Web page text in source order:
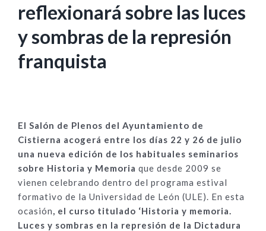
reflexionará sobre las luces
y sombras de la represión
franquista
El Salón de Plenos del Ayuntamiento de
Cistierna acogerá entre los días 22 y 26 de julio
una nueva edición de los habituales seminarios
sobre Historia y Memoria que desde 2009 se
vienen celebrando dentro del programa estival
formativo de la Universidad de León (ULE). En esta
ocasión, el curso titulado ‘Historia y memoria.
Luces y sombras en la represión de la Dictadura